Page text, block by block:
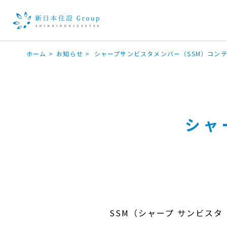
ホーム > お知らせ > シャープサンビスタメンバー（SSM） コン
シャ
SSM（シャープ サンビス